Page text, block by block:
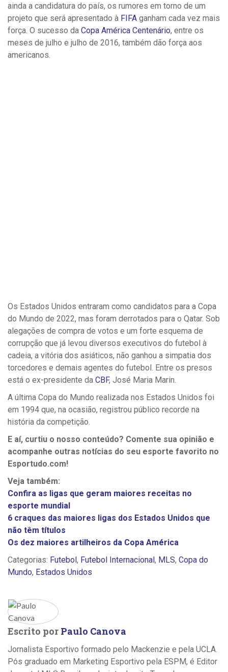
ainda a candidatura do país, os rumores em torno de um
projeto que será apresentado à FIFA ganham cada vez mais
força. O sucesso da Copa América Centenário, entre os
meses de julho e julho de 2016, também dão força aos
americanos.
Os Estados Unidos entraram como candidatos para a Copa
do Mundo de 2022, mas foram derrotados para o Qatar. Sob
alegações de compra de votos e um forte esquema de
corrupção que já levou diversos executivos do futebol à
cadeia, a vitória dos asiáticos, não ganhou a simpatia dos
torcedores e demais agentes do futebol. Entre os presos
está o ex-presidente da CBF, José Maria Marin.
A última Copa do Mundo realizada nos Estados Unidos foi
em 1994 que, na ocasião, registrou público recorde na
história da competição.
E aí, curtiu o nosso conteúdo? Comente sua opinião e
acompanhe outras notícias do seu esporte favorito no
Esportudo.com!
Veja também:
Confira as ligas que geram maiores receitas no
esporte mundial
6 craques das maiores ligas dos Estados Unidos que
não têm títulos
Os dez maiores artilheiros da Copa América
Categorias: Futebol, Futebol Internacional, MLS, Copa do
Mundo, Estados Unidos
Escrito por Paulo Canova
Jornalista Esportivo formado pelo Mackenzie e pela UCLA.
Pós graduado em Marketing Esportivo pela ESPM, é Editor